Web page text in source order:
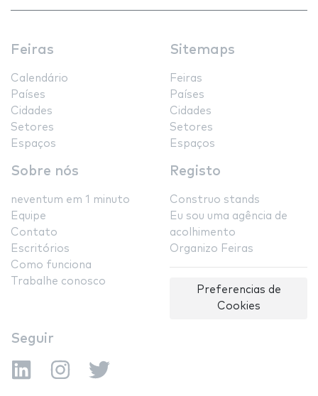
Feiras
Calendário
Países
Cidades
Setores
Espaços
Sitemaps
Feiras
Países
Cidades
Setores
Espaços
Sobre nós
neventum em 1 minuto
Equipe
Contato
Escritórios
Como funciona
Trabalhe conosco
Registo
Construo stands
Eu sou uma agência de
acolhimento
Organizo Feiras
Preferencias de
Cookies
Seguir